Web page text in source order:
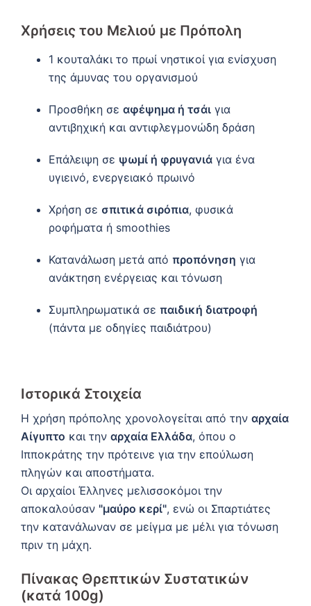
Χρήσεις του Μελιού με Πρόπολη
1 κουταλάκι το πρωί νηστικοί για ενίσχυση
της άμυνας του οργανισμού
Προσθήκη σε αφέψημα ή τσάι για
αντιβηχική και αντιφλεγμονώδη δράση
Επάλειψη σε ψωμί ή φρυγανιά για ένα
υγιεινό, ενεργειακό πρωινό
Χρήση σε σπιτικά σιρόπια, φυσικά
ροφήματα ή smoothies
Κατανάλωση μετά από προπόνηση για
ανάκτηση ενέργειας και τόνωση
Συμπληρωματικά σε παιδική διατροφή
(πάντα με οδηγίες παιδιάτρου)
Ιστορικά Στοιχεία
Η χρήση πρόπολης χρονολογείται από την αρχαία
Αίγυπτο και την αρχαία Ελλάδα, όπου ο
Ιπποκράτης την πρότεινε για την επούλωση
πληγών και αποστήματα.
Οι αρχαίοι Έλληνες μελισσοκόμοι την
αποκαλούσαν "μαύρο κερί", ενώ οι Σπαρτιάτες
την κατανάλωναν σε μείγμα με μέλι για τόνωση
πριν τη μάχη.
Πίνακας Θρεπτικών Συστατικών
(κατά 100g)